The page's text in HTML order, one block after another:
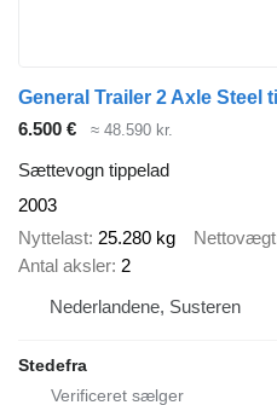
6.500 € ≈ 48.590 kr.
Sættevogn tippelad
2003
Nyttelast 25.280 kg Nettovægt
Antal aksler 2
Nederlandene, Susteren
Stedefra